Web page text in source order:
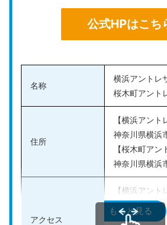
は、レンタルオフィスやバー
国内外に4,000以上、国内では180以
あるので、自分のビジネスとの相性
選べます。都内だけでなく地方都市
を検討している人も、しっかりサポ
で安心です。
また、バーチャルオフィスを申し込
Regusのビジネスラウンジを利用で
でも、快適な環境で取引先との打ち
ぐに荷物を確認できます。また、全
駐しているので、来店して直接荷物
能です。大切な荷物や書類でも安心
公式HPはこち
公式HPはこち
名称
横浜アントレ
桜木町アント
住所
【横浜アント
神奈川県横浜
【桜木町アン
神奈川県横浜
アクセス
【横浜アント
横浜駅から徒
【桜木町アン
もっと見る